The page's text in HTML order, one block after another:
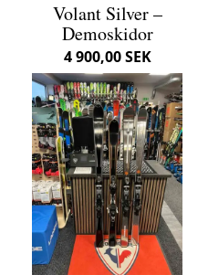
Volant Silver –
Demoskidor
4 900,00 SEK